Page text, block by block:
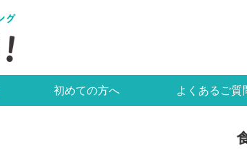
初めての方へ よくあるご質